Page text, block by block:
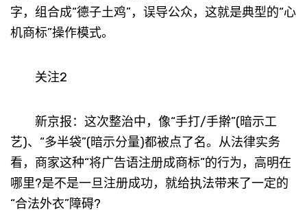
字，组合成“德子土鸡”，误导公众，这就是典型的“心
机商标”操作模式。
关注2
新京报：这次整治中，像“手打/手擀”(暗示工
艺)、“多半袋”(暗示分量)都被点了名。从法律实务
看，商家这种“将广告语注册成商标”的行为，高明在
哪里?是不是一旦注册成功，就给执法带来了一定的
“合法外衣”障碍?